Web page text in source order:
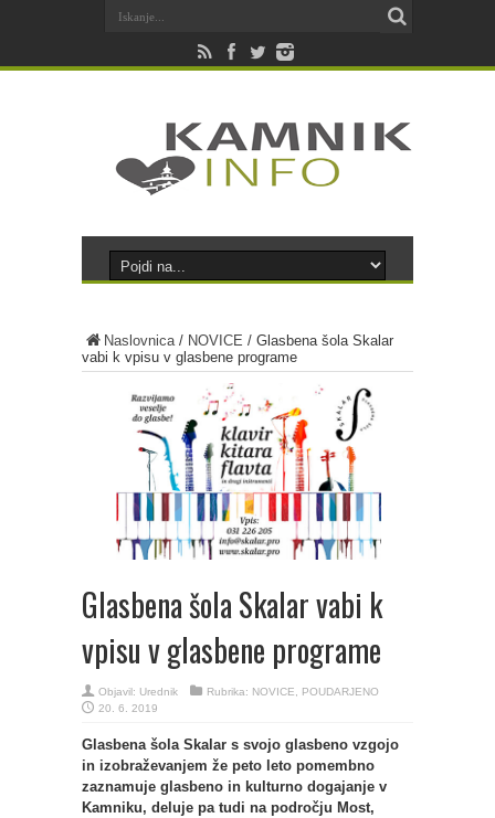
Naslovnica/ NOVICE / Glasbena šola Skalar
vabi k vpisu v glasbene programe
Glasbena šola Skalar vabi k
vpisu v glasbene programe
Objavil: Urednik Rubrika: NOVICE
POUDARJENO
20. 6. 2019
Glasbena šola Skalar s svojo glasbeno vzgojo
in izobraževanjem že peto leto pomembno
zaznamuje glasbeno in kulturno dogajanje v
Kamniku, deluje pa tudi na področju Most,